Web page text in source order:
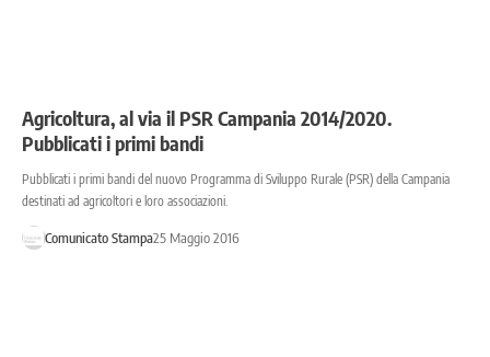
Agricoltura, al via il PSR Campania 2014/2020.
Pubblicati i primi bandi
Pubblicati i primi bandi del nuovo Programma di Sviluppo Rurale (PSR) della Campania
destinati ad agricoltori e loro associazioni.
Comunicato Stampa25 Maggio 2016